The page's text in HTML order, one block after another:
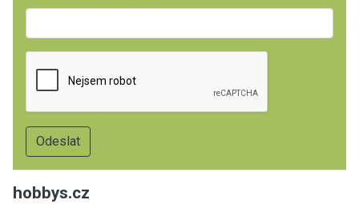
hobbys.cz